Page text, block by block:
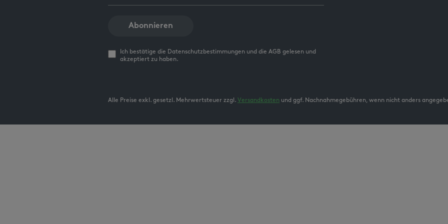
Abonnieren
Ich bestätige die Datenschutzbestimmungen und die AGB gelesen und
akzeptiert zu haben.
Alle Preise exkl. gesetzl. Mehrwertsteuer zzgl. Versandkosten und ggf. Nachnahmegebühren, wenn nicht anders